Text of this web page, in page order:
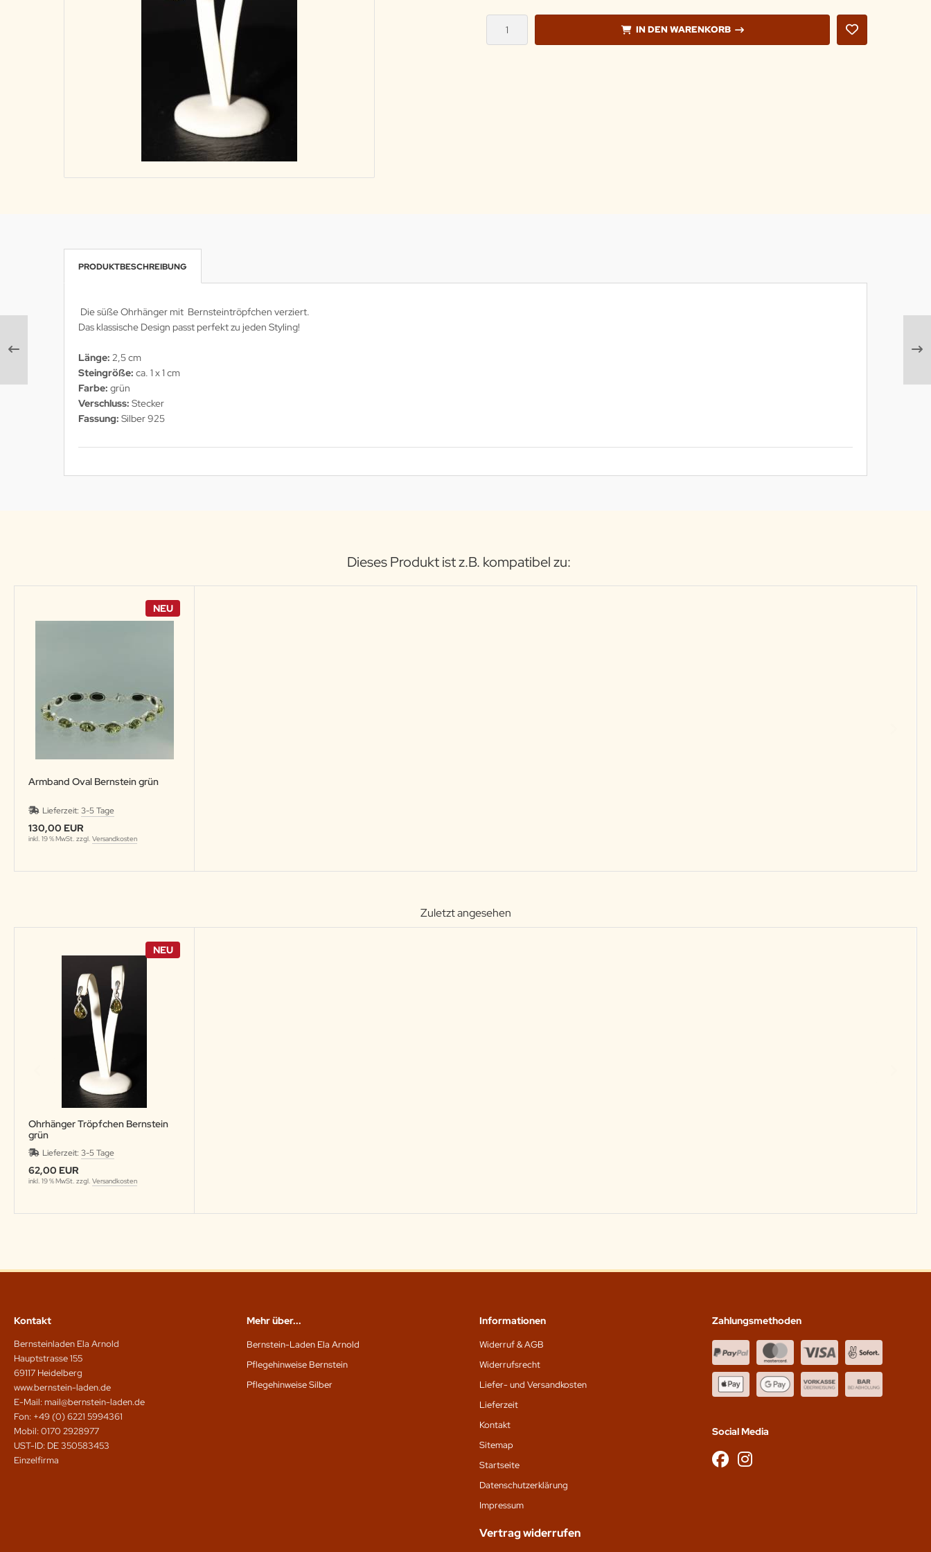
IN DEN WARENKORB
PRODUKTBESCHREIBUNG
Die süße Ohrhänger mit Bernsteintröpfchen verziert.
Das klassische Design passt perfekt zu jeden Styling!
Länge: 2,5 cm
Steingröße: ca. 1 x 1 cm
Farbe: grün
Verschluss: Stecker
Fassung: Silber 925
Dieses Produkt ist z.B. kompatibel zu:
NEU
Armband Oval Bernstein grün
Lieferzeit: 3-5 Tage
130,00 EUR
inkl. 19 % MwSt. zzgl. Versandkosten
Zuletzt angesehen
NEU
Ohrhänger Tröpfchen Bernstein
grün
Lieferzeit: 3-5 Tage
62,00 EUR
inkl. 19 % MwSt. zzgl. Versandkosten
Kontakt
Bernsteinladen Ela Arnold
Hauptstrasse 155
69117 Heidelberg
www.bernstein-laden.de
E-Mail: mail@bernstein-laden.de
Fon: +49 (0) 6221 5994361
Mobil: 0170 2928977
UST-ID: DE 350583453
Einzelfirma
Mehr über...
Bernstein-Laden Ela Arnold
Pflegehinweise Bernstein
Pflegehinweise Silber
Informationen
Widerruf & AGB
Widerrufsrecht
Liefer- und Versandkosten
Lieferzeit
Kontakt
Sitemap
Startseite
Datenschutz­erklärung
Impressum
Vertrag widerrufen
Zahlungsmethoden
Social Media